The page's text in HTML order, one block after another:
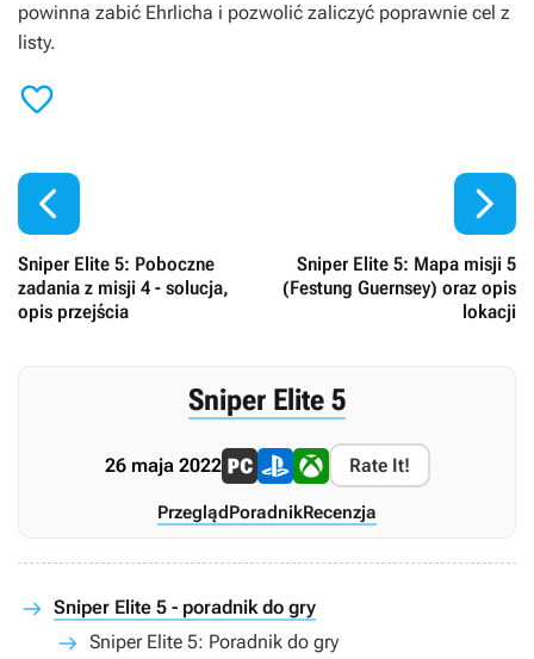
powinna zabić Ehrlicha i pozwolić zaliczyć poprawnie cel z
listy.


Sniper Elite 5: Poboczne
zadania z misji 4 - solucja,
opis przejścia
Sniper Elite 5: Mapa misji 5
(Festung Guernsey) oraz opis
lokacji

Sniper Elite 5
26 maja 2022 Rate It!
PrzeglądPoradnikRecenzja
Sniper Elite 5 - poradnik do gry
Sniper Elite 5: Poradnik do gry